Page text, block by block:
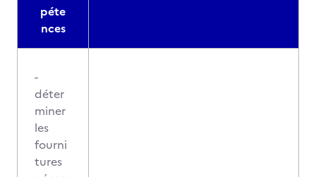
péte
nces
-
déter
miner
les
fourni
tures